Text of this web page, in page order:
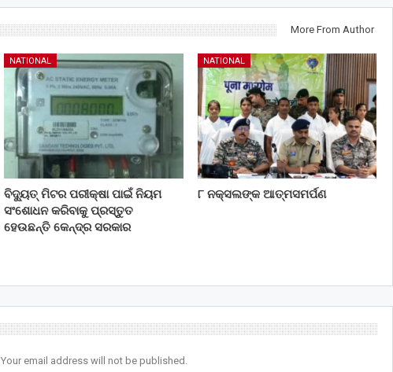
More From Author
NATIONAL
ବିଦ୍ୟୁତ୍ ମିଟର ପରୀକ୍ଷା ପାଇଁ ନିୟମ
ସଂଶୋଧନ କରିବାକୁ ପ୍ରସ୍ତୁତ
ହେଉଛନ୍ତି କେନ୍ଦ୍ର ସରକାର
NATIONAL
୮ ନକ୍ସଲଙ୍କ ଆତ୍ମସମର୍ପଣ
Your email address will not be published.